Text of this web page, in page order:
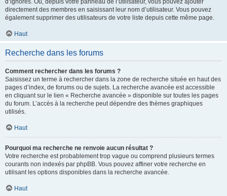
d’ignorés. Ou, depuis votre panneau de l’utilisateur, vous pouvez ajouter
directement des membres en saisissant leur nom d’utilisateur. Vous pouvez
également supprimer des utilisateurs de votre liste depuis cette même page.
Haut
Recherche dans les forums
Comment rechercher dans les forums ?
Saisissez un terme à rechercher dans la zone de recherche située en haut des
pages d’index, de forums ou de sujets. La recherche avancée est accessible
en cliquant sur le lien « Recherche avancée » disponible sur toutes les pages
du forum. L’accès à la recherche peut dépendre des thèmes graphiques
utilisés.
Haut
Pourquoi ma recherche ne renvoie aucun résultat ?
Votre recherche est probablement trop vague ou comprend plusieurs termes
courants non indexés par phpBB. Vous pouvez affiner votre recherche en
utilisant les options disponibles dans la recherche avancée.
Haut